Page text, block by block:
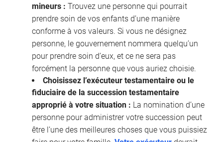
mineurs : Trouvez une personne qui pourrait
prendre soin de vos enfants d’une manière
conforme à vos valeurs. Si vous ne désignez
personne, le gouvernement nommera quelqu’un
pour prendre soin d’eux, et ce ne sera pas
forcément la personne que vous auriez choisie.
Choisissez l’exécuteur testamentaire ou le
fiduciaire de la succession testamentaire
approprié à votre situation : La nomination d’une
personne pour administrer votre succession peut
être l’une des meilleures choses que vous puissiez